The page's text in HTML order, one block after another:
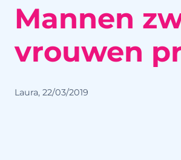
Mannen
vrouwen
Laura, 22/03/2019